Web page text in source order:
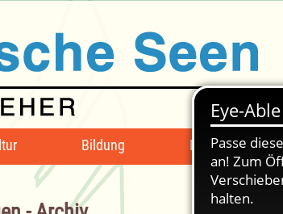
Bildung Mängelmeldung